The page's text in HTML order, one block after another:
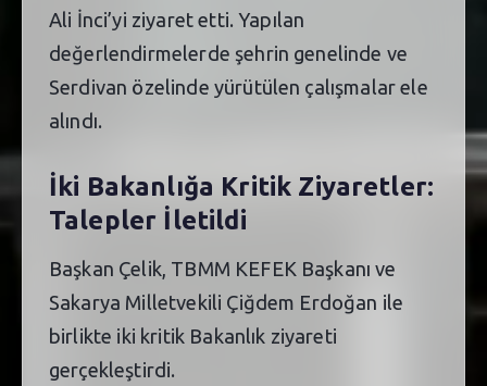
Ali İnci’yi ziyaret etti. Yapılan
değerlendirmelerde şehrin genelinde ve
Serdivan özelinde yürütülen çalışmalar ele
alındı.
İki Bakanlığa Kritik Ziyaretler:
Talepler İletildi
Başkan Çelik, TBMM KEFEK Başkanı ve
Sakarya Milletvekili Çiğdem Erdoğan ile
birlikte iki kritik Bakanlık ziyareti
gerçekleştirdi.